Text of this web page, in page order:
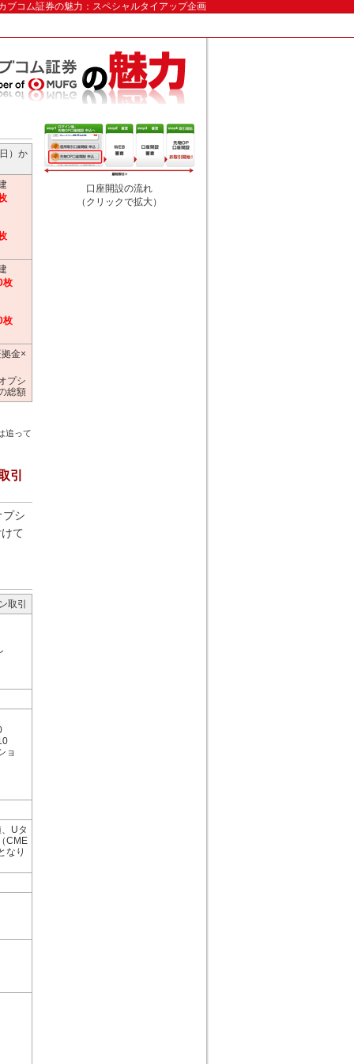
ブコム証券の魅力：スペシャルタイアップ企画
）か
枚
枚
金×
プシ
総額
追って
引
プシ
て
取引
ョ
Uタ
CME
なり
口座開設の流れ
（クリックで拡大）